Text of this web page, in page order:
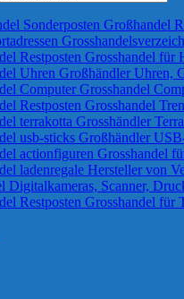
Großhandel
Grosshandel für
Großhändler Uhren,
Grosshandel
Grosshandel
Grosshändler
Großhändler
Grosshandel
Hersteller von
Digitalkameras, Scanner,
Grosshandel für